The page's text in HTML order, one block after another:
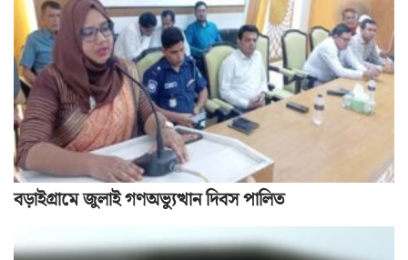
বড়াইগ্রামে জুলাই গণঅভ্যুত্থান দিবস পালিত